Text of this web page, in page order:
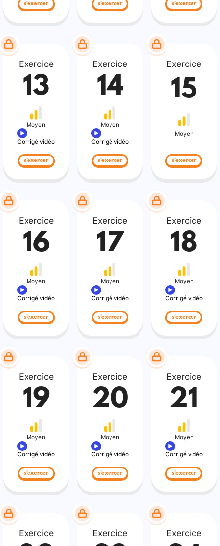
s'exercer s'exercer s'exercer
Exercice
13
Moyen
Corrigé vidéo
s'exercer
Exercice
14
Moyen
Corrigé vidéo
s'exercer
Exercice
15
Moyen
s'exercer
Exercice
16
Moyen
Corrigé vidéo
s'exercer
Exercice
17
Moyen
Corrigé vidéo
s'exercer
Exercice
18
Moyen
Corrigé vidéo
s'exercer
Exercice
19
Moyen
Corrigé vidéo
s'exercer
Exercice
20
Moyen
Corrigé vidéo
s'exercer
Exercice
21
Moyen
Corrigé vidéo
s'exercer
Exercice Exercice Exercice